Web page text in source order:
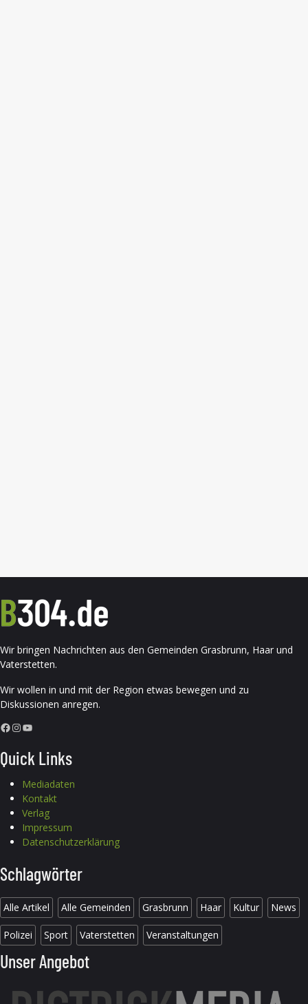
Wir bringen Nachrichten aus den Gemeinden Grasbrunn, Haar und
Vaterstetten.
Wir wollen in und mit der Region etwas bewegen und zu
Diskussionen anregen.
Facebook InstagramYouTube
Quick Links
Mediadaten
Kontakt
Verlag
Impressum
Datenschutzerklärung
Schlagwörter
Alle Artikel Alle Gemeinden Grasbrunn Haar Kultur News
Polizei Sport Vaterstetten Veranstaltungen
Unser Angebot